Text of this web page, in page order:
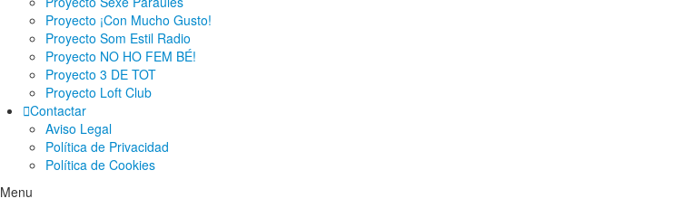
Proyecto ¡Con Mucho Gusto!
Proyecto Som Estil Radio
Proyecto NO HO FEM BÉ!
Proyecto 3 DE TOT
Proyecto Loft Club
Contactar
Aviso Legal
Política de Privacidad
Política de Cookies
Menu